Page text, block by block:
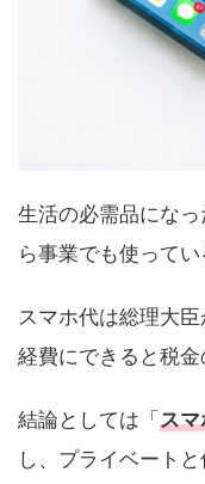
生活の必需品にな
ら事業でも使ってい
スマホ代は総理大
経費にできると税金
結論としては「スマ
し、プライベート